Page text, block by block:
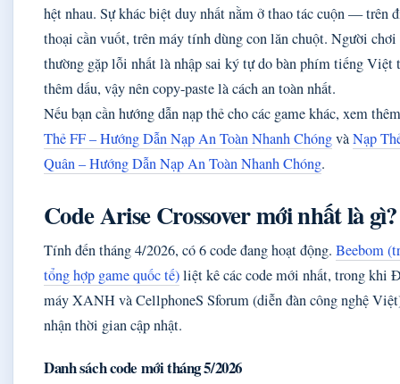
hệt nhau. Sự khác biệt duy nhất nằm ở thao tác cuộn — trên
thoại cần vuốt, trên máy tính dùng con lăn chuột. Người
thường gặp lỗi nhất là nhập sai ký tự do bàn phím tiếng Việt
thêm dấu, vậy nên copy-paste là cách an toàn nhất.
Nếu bạn cần hướng dẫn nạp thẻ cho các game khác, xem
Thẻ FF – Hướng Dẫn Nạp An Toàn Nhanh ChóngvàNạp
Quân – Hướng Dẫn Nạp An Toàn Nhanh Chóng.
Code Arise Crossover mới nhất là gì?
Tính đến tháng 4/2026, có 6 code đang hoạt động. Beebom
tổng hợp game quốc tế)liệt kê các code mới nhất, trong khi
máy XANH và CellphoneS Sforum (diễn đàn công nghệ
nhận thời gian cập nhật.
Danh sách code mới tháng 5/2026